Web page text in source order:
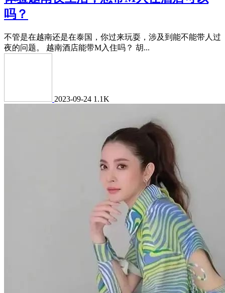
吗？
不管是在越南还是在泰国，你过来玩耍，涉及到能不能带人过
夜的问题。 越南酒店能带M入住吗？ 胡...
2023-09-24 1.1K